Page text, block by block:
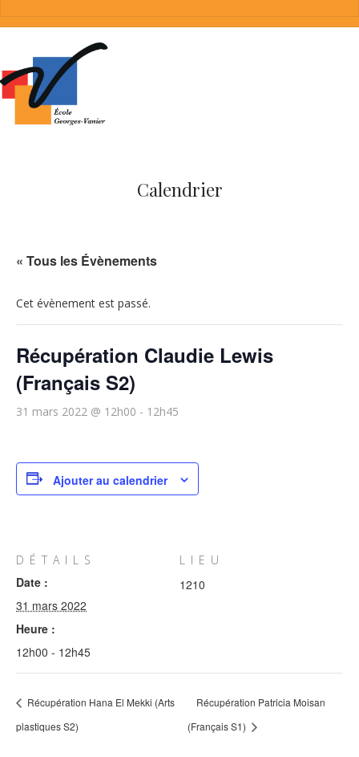
Calendrier
« Tous les Évènements
Cet évènement est passé.
Récupération Claudie Lewis
(Français S2)
31 mars 2022 @ 12h00 - 12h45
Ajouter au calendrier
DÉTAILS
Date :
31 mars 2022
Heure :
12h00 - 12h45
LIEU
1210
Récupération Hana El Mekki (Arts
plastiques S2)
Récupération Patricia Moisan
(Français S1)